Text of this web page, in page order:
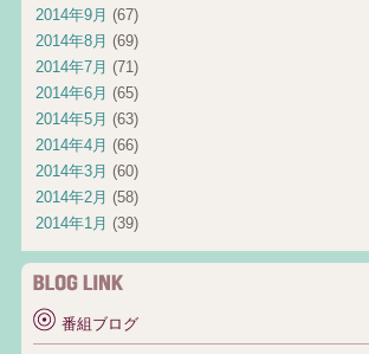
2014年9月 (67)
2014年8月 (69)
2014年7月 (71)
2014年6月 (65)
2014年5月 (63)
2014年4月 (66)
2014年3月 (60)
2014年2月 (58)
2014年1月 (39)
番組ブログ